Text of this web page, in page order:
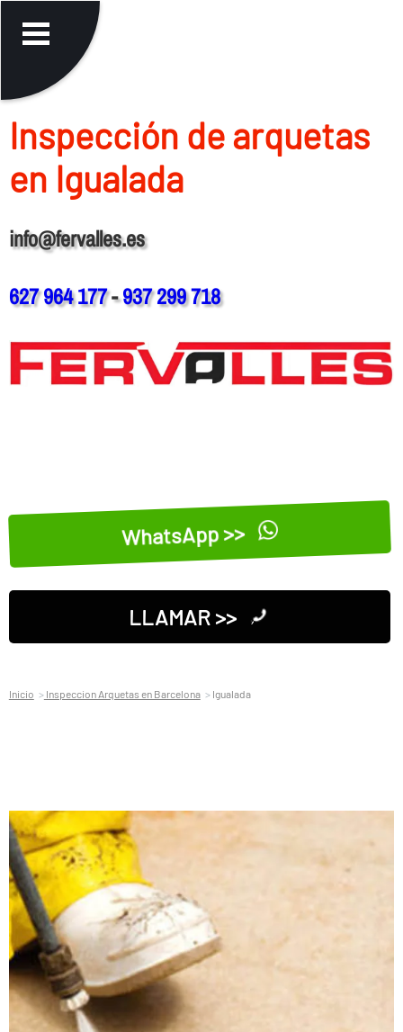
Inspección de arquetas
en Igualada
info@fervalles.es
627 964 177-937 299 718
WhatsApp >>
LLAMAR >>
Inicio Inspeccion Arquetas en Barcelona Igualada